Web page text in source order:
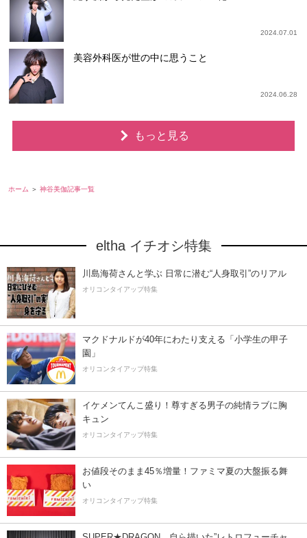
2024.07.01
美容外科医が世の中に思うこと
2024.06.28
もっと見る
ホーム 神谷美伽記事一覧
eltha イチオシ特集
川島海荷さんと学ぶ 日常に潜む“人身取引”のリアル
オリコンタイアップ特集
マクドナルドが40年にわたり支える「小学生の甲子
園」
オリコンタイアップ特集
イケメンてんこ盛り！尊すぎる男子の純情ラブに胸
キュン
オリコンタイアップ特集
お値段そのまま45％増量！ファミマ夏の大盤振る舞
い
オリコンタイアップ特集